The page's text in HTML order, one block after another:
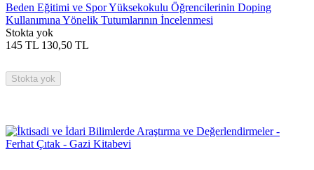
Beden Eğitimi ve Spor Yüksekokulu Öğrencilerinin Doping
Kullanımına Yönelik Tutumlarının İncelenmesi
Stokta yok
145 TL 130,50 TL
Stokta yok